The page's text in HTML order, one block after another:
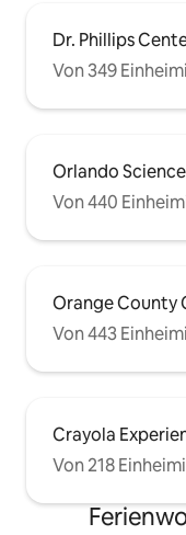
Dr. Phillips
Von 349
Orlando
Von 440
Orange County
Von 443
Crayola
Von 218